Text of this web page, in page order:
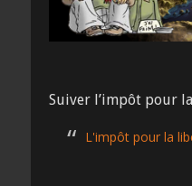
Suiver l’impôt pour
L'impôt pour la